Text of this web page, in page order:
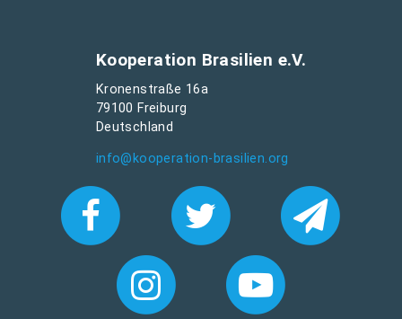
Kooperation Brasilien e.V.
Kronenstraße 16a
79100 Freiburg
Deutschland
info@kooperation-brasilien.org